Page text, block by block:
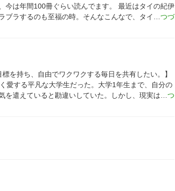
は年間100冊ぐらい読んでます。
最近はタイの紀伊
ブラするのも至福の時。そんなこんなで、タイ
を持ち、自由でワクワクする毎日を共有したい。】
愛する平凡な大学生だった。大学1年生まで、自分の
を遣えていると勘違いしていた。しかし、現実は